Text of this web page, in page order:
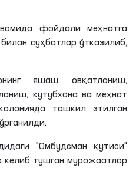
фойдали меҳнатга
суҳбатлар ўтказилиб,
яшаш, овқатланиш,
кутубхона ва меҳнат
ташкил этилган
"Омбудсман қутиси"
келиб тушган мурожаатлар